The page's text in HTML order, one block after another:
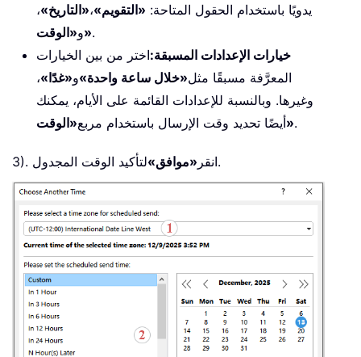
يدويًا باستخدام الحقول المتاحة: «التقويم»،«التاريخ»،
و«الوقت».
خيارات الإعدادات المسبقة:اختر من بين الخيارات
المعرَّفة مسبقًا مثل«خلال ساعة واحدة»و«غدًا»،
وغيرها. وبالنسبة للإعدادات القائمة على الأيام، يمكنك
أيضًا تحديد وقت الإرسال باستخدام مربع«الوقت».
3). انقر «موافق» لتأكيد الوقت المجدول.